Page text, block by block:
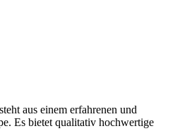
aus einem erfahrenen und
Es bietet qualitativ hochwertige